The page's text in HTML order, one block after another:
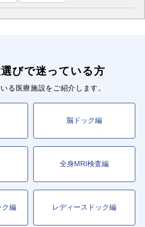
びで迷っている方
る医療施設をご紹介します。
脳ドック編
全身MRI検査編
ク編 レディースドック編